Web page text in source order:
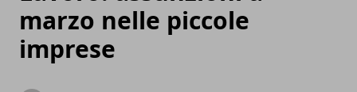
marzo nelle piccole
imprese